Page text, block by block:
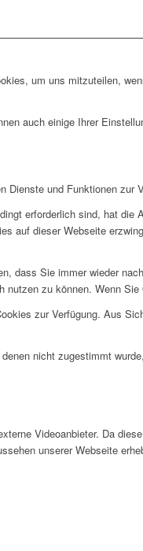
um uns mitzuteilen,
auch einige Ihrer
Dienste und Funktionen zur
erforderlich sind, hat
auf dieser Webseite
dass Sie immer wieder
zu können. Wenn
zur Verfügung. Aus
nicht zugestimmt
Videoanbieter. Da
unserer Webseite